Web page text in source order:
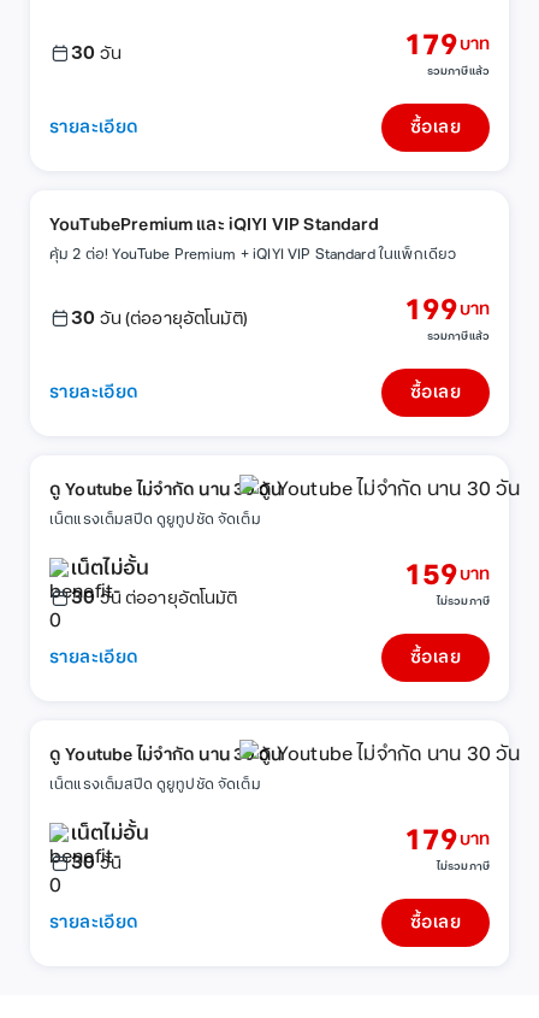
30 วัน 179 บาท
รวมภาษีแล้ว
รายละเอียด ซื้อเลย
YouTubePremium และ iQIYI VIP Standard
คุ้ม 2 ต่อ! YouTube Premium + iQIYI VIP Standard ในแพ็กเดียว
30 วัน (ต่ออายุอัตโนมัติ) 199 บาท
รวมภาษีแล้ว
รายละเอียด ซื้อเลย
ดู Youtube ไม่จำกัด นาน 30 วัน
เน็ตแรงเต็มสปีด ดูยูทูปชัด จัดเต็ม
เน็ตไม่อั้น
30 วัน ต่ออายุอัตโนมัติ
159 บาท
ไม่รวมภาษี
รายละเอียด ซื้อเลย
ดู Youtube ไม่จำกัด นาน 30 วัน
เน็ตแรงเต็มสปีด ดูยูทูปชัด จัดเต็ม
เน็ตไม่อั้น
30 วัน
179 บาท
ไม่รวมภาษี
รายละเอียด ซื้อเลย